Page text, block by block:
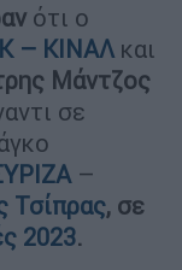
ότι ο
– ΚΙΝΑΛ και
Μάντζος
σε
–
Τσίπρας, σε
2023.